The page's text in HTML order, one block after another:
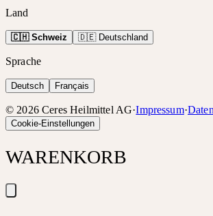
Land
🇨🇭 Schweiz 🇩🇪 Deutschland
Sprache
Deutsch Français
© 2026 Ceres Heilmittel AG·Impressum·
Cookie-Einstellungen
WARENKORB